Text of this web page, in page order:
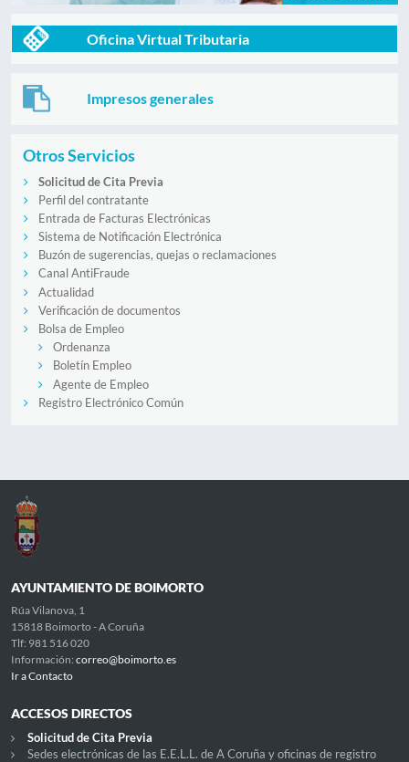
Oficina Virtual Tributaria
Impresos generales
Otros Servicios
Solicitud de Cita Previa
Perfil del contratante
Entrada de Facturas Electrónicas
Sistema de Notificación Electrónica
Buzón de sugerencias, quejas o reclamaciones
Canal AntiFraude
Actualidad
Verificación de documentos
Bolsa de Empleo
Ordenanza
Boletín Empleo
Agente de Empleo
Registro Electrónico Común
AYUNTAMIENTO DE BOIMORTO
Rúa Vilanova, 1
15818 Boimorto - A Coruña
Tlf: 981 516 020
Información: correo@boimorto.es
Ir a Contacto
ACCESOS DIRECTOS
Solicitud de Cita Previa
Sedes electrónicas de las E.E.L.L. de A Coruña y oficinas de registro